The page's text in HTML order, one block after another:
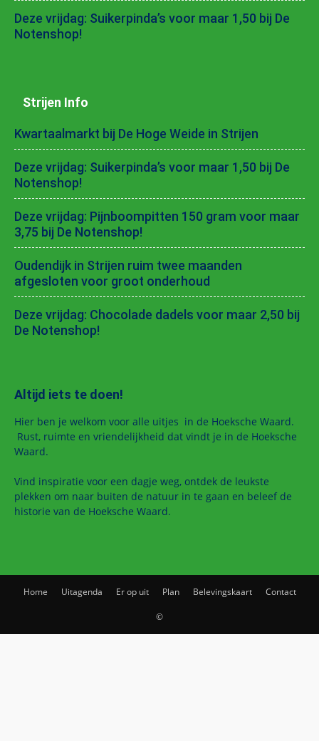
Deze vrijdag: Suikerpinda’s voor maar 1,50 bij De
Notenshop!
Strijen Info
Kwartaalmarkt bij De Hoge Weide in Strijen
Deze vrijdag: Suikerpinda’s voor maar 1,50 bij De
Notenshop!
Deze vrijdag: Pijnboompitten 150 gram voor maar
3,75 bij De Notenshop!
Oudendijk in Strijen ruim twee maanden
afgesloten voor groot onderhoud
Deze vrijdag: Chocolade dadels voor maar 2,50 bij
De Notenshop!
Altijd iets te doen!
Hier ben je welkom voor alle uitjes in de Hoeksche Waard.
Rust, ruimte en vriendelijkheid dat vindt je in de Hoeksche
Waard.
Vind inspiratie voor een dagje weg, ontdek de leukste
plekken om naar buiten de natuur in te gaan en beleef de
historie van de Hoeksche Waard.
Home Uitagenda Er op uit Plan Belevingskaart Contact
©